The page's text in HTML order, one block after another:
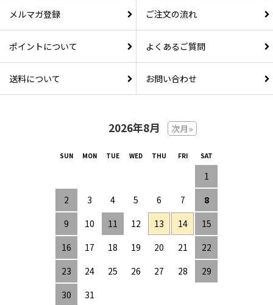
メルマガ登録
ポイントについて
送料について
ご注文の流れ
よくあるご質問
お問い合わせ
2026年8月 次月»
1
2
3 4 5 6 7
8
9
10 11 12 13 14
15
16
17 18 19 20 21
22
23
24 25 26 27 28
29
30
31